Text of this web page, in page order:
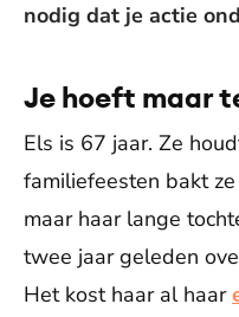
nodig dat je actie
Je hoeft maar
Els is 67 jaar. Ze
familiefeesten bakt
maar haar lange
twee jaar geleden
Het kost haar al haar